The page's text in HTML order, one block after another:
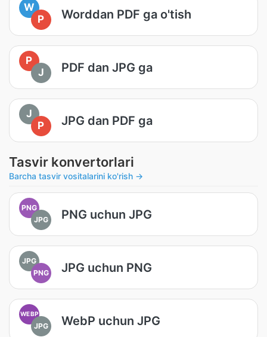
W
P
Worddan PDF ga o'tish
P
J
PDF dan JPG ga
J
P
JPG dan PDF ga
Tasvir konvertorlari
Barcha tasvir vositalarini ko'rish →
PNG
JPG
PNG uchun JPG
JPG
PNG
JPG uchun PNG
WEBP
JPG WebP uchun JPG